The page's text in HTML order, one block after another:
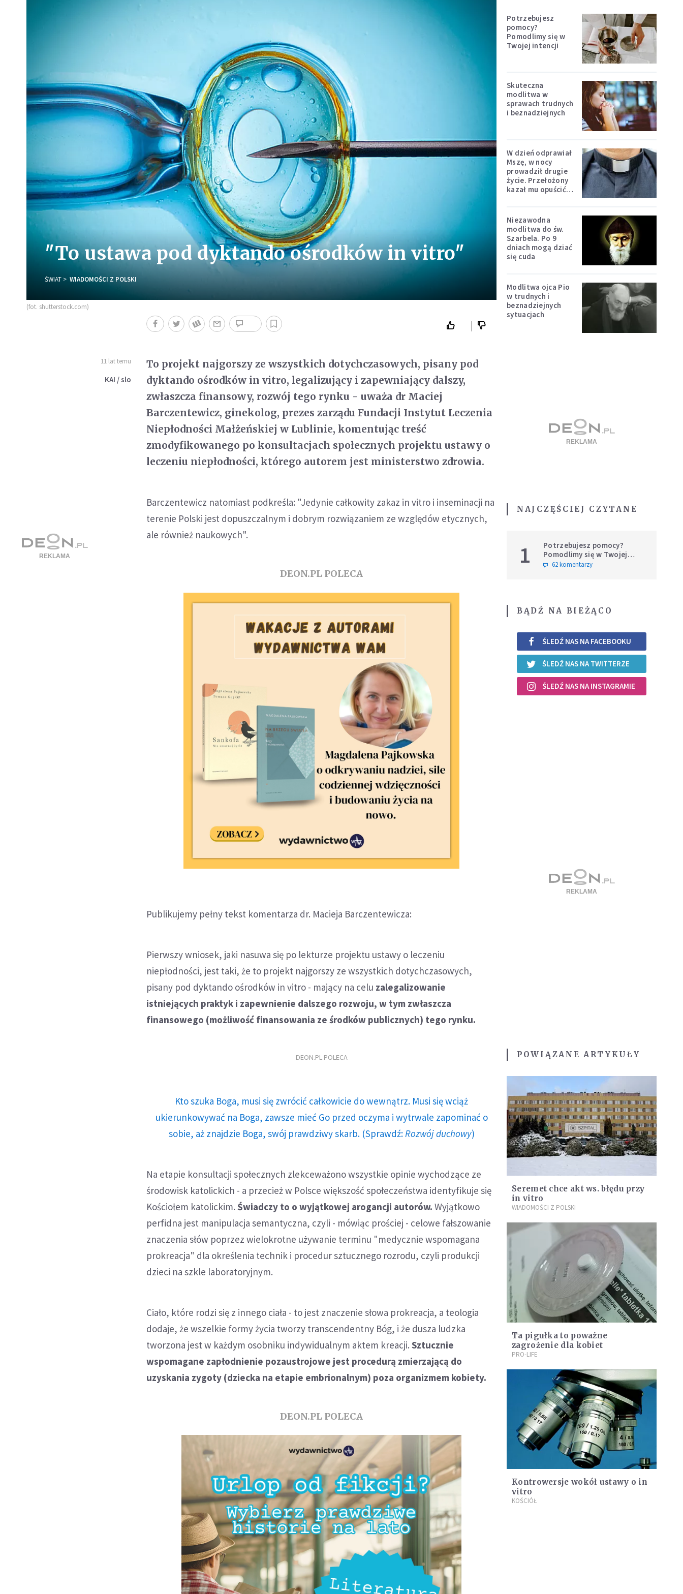
"To ustawa pod dyktando ośrodków in vitro"
ŚWIAT WIADOMOŚCI Z POLSKI
(fot. shutterstock.com)
11 lat temu
KAI / slo
To projekt najgorszy ze wszystkich dotychczasowych, pisany pod
dyktando ośrodków in vitro, legalizujący i zapewniający dalszy,
zwłaszcza finansowy, rozwój tego rynku - uważa dr Maciej
Barczentewicz, ginekolog, prezes zarządu Fundacji Instytut Leczenia
Niepłodności Małżeńskiej w Lublinie, komentując treść
zmodyfikowanego po konsultacjach społecznych projektu ustawy o
leczeniu niepłodności, którego autorem jest ministerstwo zdrowia.
Barczentewicz natomiast podkreśla: "Jedynie całkowity zakaz in vitro i inseminacji na
terenie Polski jest dopuszczalnym i dobrym rozwiązaniem ze względów etycznych,
ale również naukowych".
DEON.PL POLECA
Publikujemy pełny tekst komentarza dr. Macieja Barczentewicza:
Pierwszy wniosek, jaki nasuwa się po lekturze projektu ustawy o leczeniu
niepłodności, jest taki, że to projekt najgorszy ze wszystkich dotychczasowych,
pisany pod dyktando ośrodków in vitro - mający na celu zalegalizowanie
istniejących praktyk i zapewnienie dalszego rozwoju, w tym zwłaszcza
finansowego (możliwość finansowania ze środków publicznych) tego rynku.
DEON.PL POLECA
Kto szuka Boga, musi się zwrócić całkowicie do wewnątrz. Musi się wciąż
ukierunkowywać na Boga, zawsze mieć Go przed oczyma i wytrwale zapominać o
sobie, aż znajdzie Boga, swój prawdziwy skarb. (Sprawdź: Rozwój duchowy)
Na etapie konsultacji społecznych zlekceważono wszystkie opinie wychodzące ze
środowisk katolickich - a przecież w Polsce większość społeczeństwa identyfikuje się
Kościołem katolickim. Świadczy to o wyjątkowej arogancji autorów. Wyjątkowo
perfidna jest manipulacja semantyczna, czyli - mówiąc prościej - celowe fałszowanie
znaczenia słów poprzez wielokrotne używanie terminu "medycznie wspomagana
prokreacja" dla określenia technik i procedur sztucznego rozrodu, czyli produkcji
dzieci na szkle laboratoryjnym.
Ciało, które rodzi się z innego ciała - to jest znaczenie słowa prokreacja, a teologia
dodaje, że wszelkie formy życia tworzy transcendentny Bóg, i że dusza ludzka
tworzona jest w każdym osobniku indywidualnym aktem kreacji.Sztucznie
wspomagane zapłodnienie pozaustrojowe jest procedurą zmierzającą do
uzyskania zygoty (dziecka na etapie embrionalnym) poza organizmem kobiety.
DEON.PL POLECA
Potrzebujesz
pomocy?
Pomodlimy się w
Twojej intencji
Skuteczna
modlitwa w
sprawach trudnych
i beznadziejnych
W dzień odprawiał
Mszę, w nocy
prowadził drugie
życie. Przełożony
kazał mu opuścić
Niezawodna
modlitwa do św.
Szarbela. Po 9
dniach mogą dziać
się cuda
Modlitwa ojca Pio
w trudnych i
beznadziejnych
sytuacjach
NAJCZĘŚCIEJ CZYTANE
1
Potrzebujesz pomocy?
Pomodlimy się w Twojej
intencji
62 komentarzy
BĄDŹ NA BIEŻĄCO
ŚLEDŹ NAS NA FACEBOOKU
ŚLEDŹ NAS NA TWITTERZE
ŚLEDŹ NAS NA INSTAGRAMIE
POWIĄZANE ARTYKUŁY
Seremet chce akt ws. błędu przy
in vitro
WIADOMOŚCI Z POLSKI
Ta pigułka to poważne
zagrożenie dla kobiet
PRO-LIFE
Kontrowersje wokół ustawy o in
vitro
KOŚCIÓŁ